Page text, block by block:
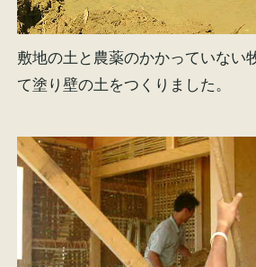
敷地の土と農薬のかかっていない
て塗り壁の土をつくりました。